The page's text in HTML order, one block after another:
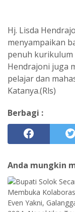
Hj. Lisda
menyampaikan
penuh kurikulum
Hendrajoni juga
pelajar dan
Katanya.(Rls)
Berbagi :
Anda mungkin